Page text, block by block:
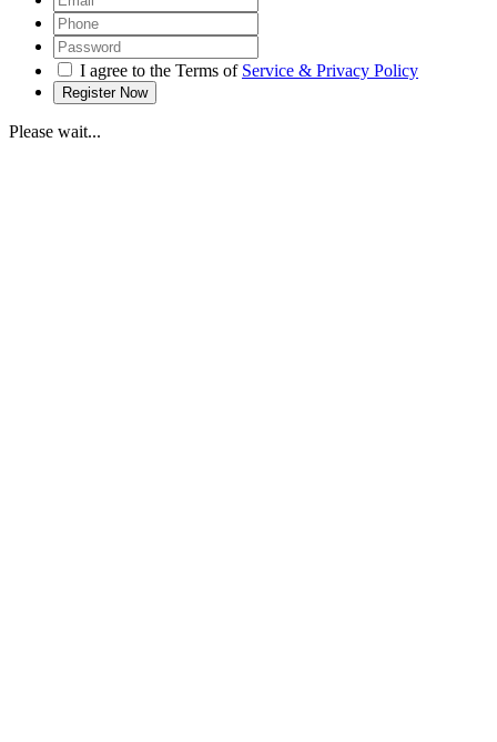
I agree to the Terms of Service & Privacy Policy
Please wait...